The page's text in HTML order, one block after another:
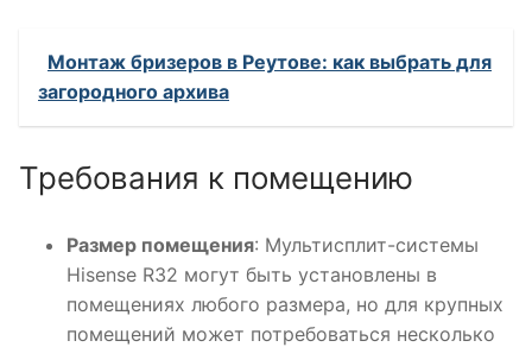
Монтаж бризеров в Реутове: как выбрать для
загородного архива
Требования к помещению
Размер помещения: Мультисплит-системы
Hisense R32 могут быть установлены в
помещениях любого размера, но для крупных
помещений может потребоваться несколько